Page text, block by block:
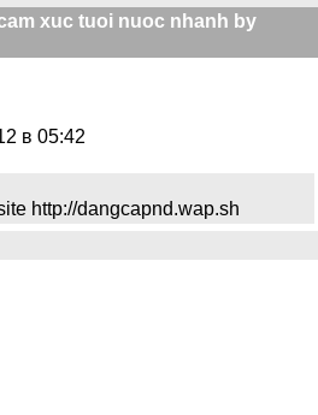
xuc tuoi nuoc nhanh by
в 05:42
http://dangcapnd.wap.sh